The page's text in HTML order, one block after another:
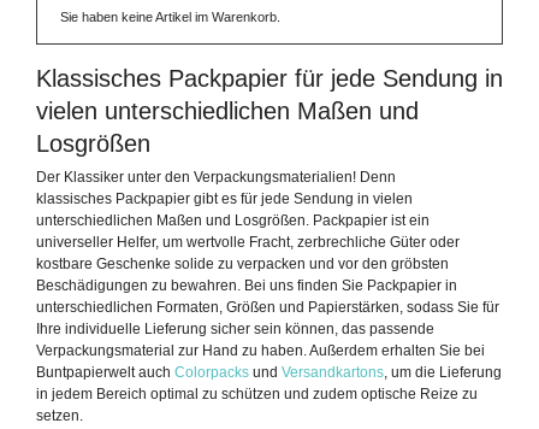
Sie haben keine Artikel im Warenkorb.
Klassisches Packpapier für jede Sendung in
vielen unterschiedlichen Maßen und
Losgrößen
Der Klassiker unter den Verpackungsmaterialien! Denn
klassisches Packpapier gibt es für jede Sendung in vielen
unterschiedlichen Maßen und Losgrößen. Packpapier ist ein
universeller Helfer, um wertvolle Fracht, zerbrechliche Güter oder
kostbare Geschenke solide zu verpacken und vor den gröbsten
Beschädigungen zu bewahren. Bei uns finden Sie Packpapier in
unterschiedlichen Formaten, Größen und Papierstärken, sodass Sie für
Ihre individuelle Lieferung sicher sein können, das passende
Verpackungsmaterial zur Hand zu haben. Außerdem erhalten Sie bei
Buntpapierwelt auch Colorpacks und Versandkartons, um die Lieferung
in jedem Bereich optimal zu schützen und zudem optische Reize zu
setzen.